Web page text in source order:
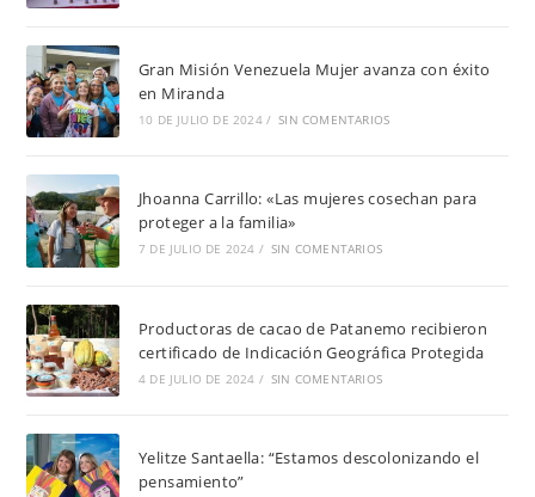
Gran Misión Venezuela Mujer avanza con éxito
en Miranda
10 DE JULIO DE 2024 / SIN COMENTARIOS
Jhoanna Carrillo: «Las mujeres cosechan para
proteger a la familia»
7 DE JULIO DE 2024 / SIN COMENTARIOS
Productoras de cacao de Patanemo recibieron
certificado de Indicación Geográfica Protegida
4 DE JULIO DE 2024 / SIN COMENTARIOS
Yelitze Santaella: “Estamos descolonizando el
pensamiento”